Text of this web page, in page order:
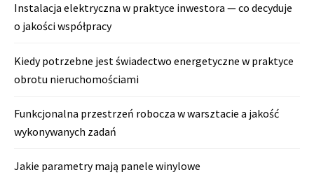
Instalacja elektryczna w praktyce inwestora — co decyduje
o jakości współpracy
Kiedy potrzebne jest świadectwo energetyczne w praktyce
obrotu nieruchomościami
Funkcjonalna przestrzeń robocza w warsztacie a jakość
wykonywanych zadań
Jakie parametry mają panele winylowe